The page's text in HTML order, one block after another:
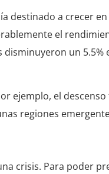
destinado a crecer
el
disminuyeron un
ejemplo, el descenso
regiones
crisis. Para poder